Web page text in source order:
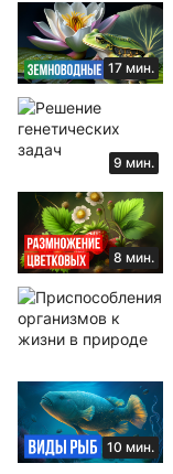
17 мин.
9 мин.
8 мин.
10 мин.